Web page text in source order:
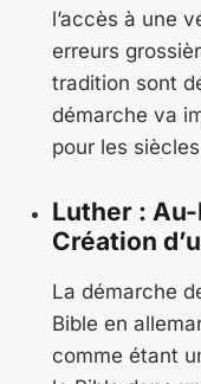
l’accès à une
erreurs
tradition sont
démarche va
pour les
Luther :
Création
La démarche
Bible en
comme étant